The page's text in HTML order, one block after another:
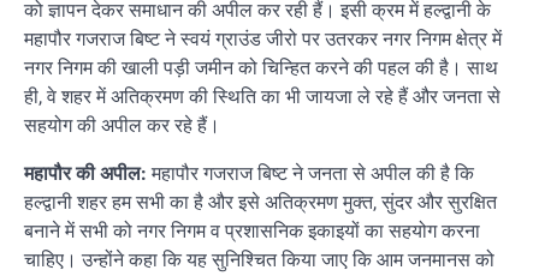
को ज्ञापन देकर समाधान की अपील कर रही हैं। इसी क्रम में हल्द्वानी के
महापौर गजराज बिष्ट ने स्वयं ग्राउंड जीरो पर उतरकर नगर निगम क्षेत्र में
नगर निगम की खाली पड़ी जमीन को चिन्हित करने की पहल की है। साथ
ही, वे शहर में अतिक्रमण की स्थिति का भी जायजा ले रहे हैं और जनता से
सहयोग की अपील कर रहे हैं।
महापौर की अपील: महापौर गजराज बिष्ट ने जनता से अपील की है कि
हल्द्वानी शहर हम सभी का है और इसे अतिक्रमण मुक्त, सुंदर और सुरक्षित
बनाने में सभी को नगर निगम व प्रशासनिक इकाइयों का सहयोग करना
चाहिए। उन्होंने कहा कि यह सुनिश्चित किया जाए कि आम जनमानस को